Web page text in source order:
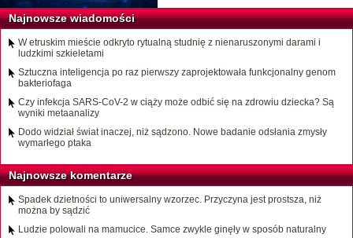
Najnowsze wiadomości
W etruskim mieście odkryto rytualną studnię z nienaruszonymi darami i
ludzkimi szkieletami
Sztuczna inteligencja po raz pierwszy zaprojektowała funkcjonalny genom
bakteriofaga
Czy infekcja SARS-CoV-2 w ciąży może odbić się na zdrowiu dziecka? Są
wyniki metaanalizy
Dodo widział świat inaczej, niż sądzono. Nowe badanie odsłania zmysły
wymarłego ptaka
Najnowsze komentarze
Spadek dzietności to uniwersalny wzorzec. Przyczyna jest prostsza, niż
można by sądzić
Ludzie polowali na mamucice. Samce zwykle ginęły w sposób naturalny